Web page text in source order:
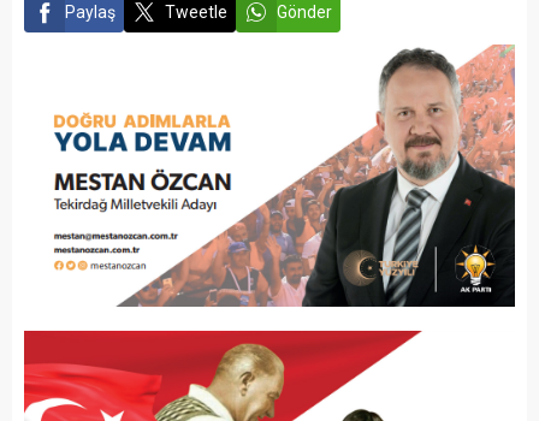
Paylaş Tweetle Gönder